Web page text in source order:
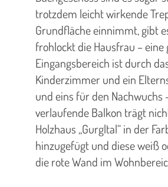
trotzdem leicht wirkende
Grundfläche einnimmt, gibt
frohlockt die Hausfrau –
Eingangsbereich ist durch
Kinderzimmer und ein
und eins für den Nachwuchs
verlaufende Balkon trägt
Holzhaus „Gurgltal“ in der
hinzugefügt und diese weiß
die rote Wand im